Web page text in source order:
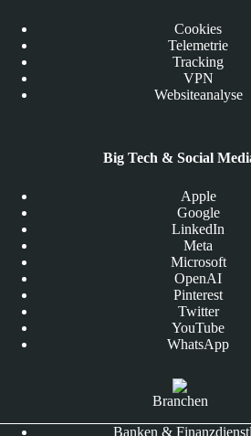
Cookies
Telemetrie
Tracking
VPN
Websiteanalyse
Big Tech & Social
Apple
Google
LinkedIn
Meta
Microsoft
OpenAI
Pinterest
Twitter
YouTube
WhatsApp
Branchen
Banken &